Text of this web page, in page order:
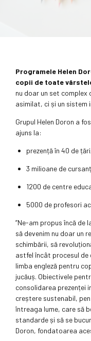
Programele Helen
copii de toate
nu doar un set
asimilat, ci și un
Grupul Helen Doron a
ajuns la:
prezență în 40 de
3 milioane de
1200 de centre
5000 de profesori
”Ne-am propus încă de
să devenim nu doar un
schimbării, să
astfel încât procesul de
limba engleză pentru
jucăuș. Obiectivele
consolidarea prezenței
creștere sustenabil,
întreaga lume, care să
standarde și să se
Doron, fondatoarea